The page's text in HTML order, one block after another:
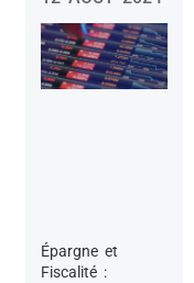
Épargne et
Fiscalité :